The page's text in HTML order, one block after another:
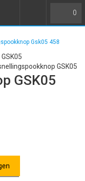
0
Gsk05 458
GSK05